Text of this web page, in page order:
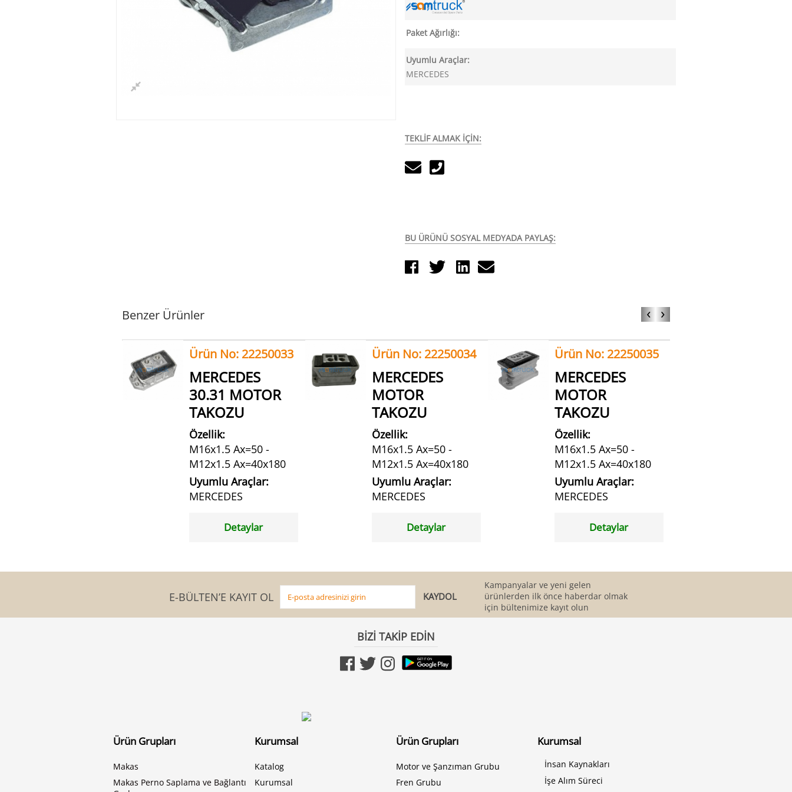
Paket Ağırlığı:
Uyumlu Araçlar:
MERCEDES
TEKLİF ALMAK İÇİN:
BU ÜRÜNÜ SOSYAL MEDYADA PAYLAŞ:
Benzer Ürünler ‹ ›
Ürün No: 22250033
MERCEDES
30.31 MOTOR
TAKOZU
Özellik:
M16x1.5 Ax=50 -
M12x1.5 Ax=40x180
Uyumlu Araçlar:
MERCEDES
Detaylar
Ürün No: 22250034
MERCEDES
MOTOR
TAKOZU
Özellik:
M16x1.5 Ax=50 -
M12x1.5 Ax=40x180
Uyumlu Araçlar:
MERCEDES
Detaylar
Ürün No: 22250035
MERCEDES
MOTOR
TAKOZU
Özellik:
M16x1.5 Ax=50 -
M12x1.5 Ax=40x180
Uyumlu Araçlar:
MERCEDES
Detaylar
E-BÜLTEN’E KAYIT OL
Kampanyalar ve yeni gelen
ürünlerden ilk önce haberdar olmak
için bültenimize kayıt olun
BİZİ TAKİP EDİN
Ürün Grupları
Makas
Makas Perno Saplama ve Bağlantı
Kurumsal
Katalog
Kurumsal
Ürün Grupları
Motor ve Şanzıman Grubu
Fren Grubu
Kurumsal
İnsan Kaynakları
İşe Alım Süreci